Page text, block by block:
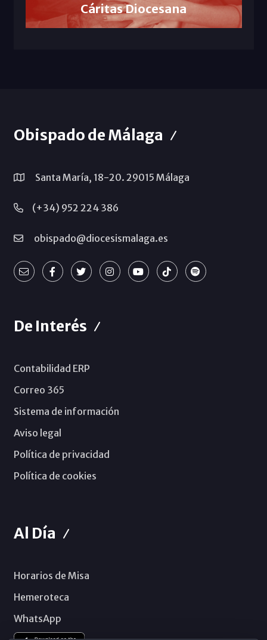
Cáritas Diocesana
Obispado de Málaga
Santa María, 18-20. 29015 Málaga
(+34) 952 224 386
obispado@diocesismalaga.es
De Interés
Contabilidad ERP
Correo 365
Sistema de información
Aviso legal
Política de privacidad
Política de cookies
Al Día
Horarios de Misa
Hemeroteca
WhatsApp